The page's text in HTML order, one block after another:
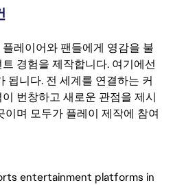
레이어와 팬들에게 영감을 불
경험을 제작합니다. 여기에선
됩니다. 전 세계를 연결하는 커
번창하고 새로운 관점을 제시
며 모두가 플레이 제작에 참여
entertainment platforms in